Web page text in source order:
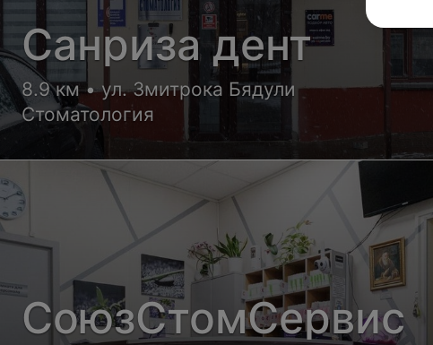
Санриза дент
8.9 км • ул. Змитрока Бядули
Стоматология
СоюзСтомСервис